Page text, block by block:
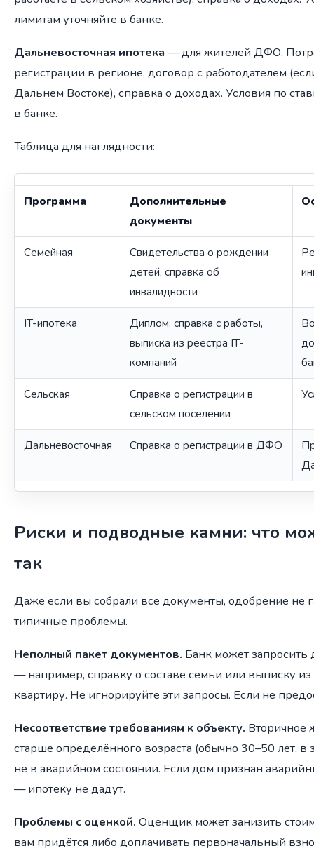
лимитам уточняйте в банке.
Дальневосточная ипотека — для жителей ДФО.
регистрации в регионе, договор с работодателем
Дальнем Востоке), справка о доходах. Условия по
в банке.
Таблица для наглядности:
Программа
Дополнительные
документы
Семейная
Свидетельства о рождении
детей, справка об
инвалидности
IT-ипотека
Диплом, справка с работы,
выписка из реестра IT-
компаний
Сельская
Справка о регистрации в
сельском поселении
Дальневосточная Справка о регистрации в ДФО
Риски и подводные камни: что
так
Даже если вы собрали все документы, одобрение не
типичные проблемы.
Неполный пакет документов. Банк может
— например, справку о составе семьи или выписку
квартиру. Не игнорируйте эти запросы. Если не
Несоответствие требованиям к объекту. Вторичное
старше определённого возраста (обычно 30–50 лет, в
не в аварийном состоянии. Если дом признан
— ипотеку не дадут.
Проблемы с оценкой. Оценщик может занизить
вам придётся либо доплачивать первоначальный